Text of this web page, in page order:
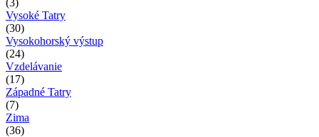
Vysoké Tatry
(30)
Vysokohorský výstup
(24)
Vzdelávanie
(17)
Západné Tatry
(7)
Zima
(36)